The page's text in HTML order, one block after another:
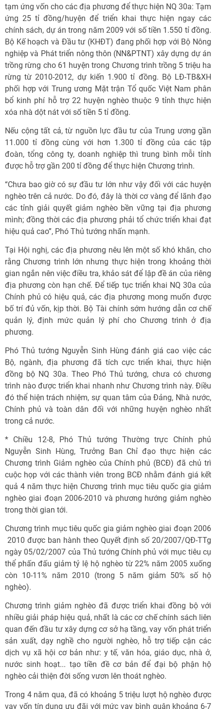
tạm ứng vốn cho các địa phương để thực hiện NQ 30a: Tạm
ứng 25 tỉ đồng/huyện để triển khai thực hiện ngay các
chính sách, dự án trong năm 2009 với số tiền 1.550 tỉ đồng.
Bộ Kế hoạch và Đầu tư (KHĐT) đang phối hợp với Bộ Nông
nghiệp và Phát triển nông thôn (NN&PTNT) xây dựng dự án
trồng rừng cho 61 huyện trong Chương trình trồng 5 triệu ha
rừng từ 2010-2012, dự kiến 1.900 tỉ đồng. Bộ LĐ-TB&XH
phối hợp với Trung ương Mặt trận Tổ quốc Việt Nam phân
bổ kinh phí hỗ trợ 22 huyện nghèo thuộc 9 tỉnh thực hiện
xóa nhà dột nát với số tiền 5 tỉ đồng.
Nếu cộng tất cả, từ nguồn lực đầu tư của Trung ương gần
11.000 tỉ đồng cùng với hơn 1.300 tỉ đồng của các tập
đoàn, tổng công ty, doanh nghiệp thì trung bình mỗi tỉnh
được hỗ trợ gần 200 tỉ đồng để thực hiện Chương trình.
“Chưa bao giờ có sự đầu tư lớn như vậy đối với các huyện
nghèo trên cả nước. Do đó, đây là thời cơ vàng để lãnh đạo
các tỉnh giải quyết giảm nghèo bền vững tại địa phương
mình; đồng thời các địa phương phải tổ chức triển khai đạt
hiệu quả cao”, Phó Thủ tướng nhấn mạnh.
Tại Hội nghị, các địa phương nêu lên một số khó khăn, cho
rằng Chương trình lớn nhưng thực hiện trong khoảng thời
gian ngắn nên việc điều tra, khảo sát để lập đề án của riêng
địa phương còn hạn chế. Để tiếp tục triển khai NQ 30a của
Chính phủ có hiệu quả, các địa phương mong muốn được
bố trí đủ vốn, kịp thời. Bộ Tài chính sớm hướng dẫn cơ chế
quản lý, định mức quản lý phí cho Chương trình ở địa
phương.
Phó Thủ tướng Nguyễn Sinh Hùng đánh giá cao việc các
Bộ, ngành, địa phương đã tích cực triển khai, thực hiện
đồng bộ NQ 30a. Theo Phó Thủ tướng, chưa có chương
trình nào được triển khai nhanh như Chương trình này. Điều
đó thể hiện trách nhiệm, sự quan tâm của Đảng, Nhà nước,
Chính phủ và toàn dân đối với những huyện nghèo nhất
trong cả nước.
* Chiều 12-8, Phó Thủ tướng Thường trực Chính phủ
Nguyễn Sinh Hùng, Trưởng Ban Chỉ đạo thực hiện các
Chương trình Giảm nghèo của Chính phủ (BCĐ) đã chủ trì
cuộc họp với các thành viên trong BCĐ nhằm đánh giá kết
quả 4 năm thực hiện Chương trình mục tiêu quốc gia giảm
nghèo giai đoạn 2006-2010 và phương hướng giảm nghèo
trong thời gian tới.
Chương trình mục tiêu quốc gia giảm nghèo giai đoạn 2006
 2010 được ban hành theo Quyết định số 20/2007/QĐ-TTg
ngày 05/02/2007 của Thủ tướng Chính phủ với mục tiêu cụ
thể phấn đấu giảm tỷ lệ hộ nghèo từ 22% năm 2005 xuống
còn 10-11% năm 2010 (trong 5 năm giảm 50% số hộ
nghèo).
Chương trình giảm nghèo đã được triển khai đồng bộ với
nhiều giải pháp hiệu quả, nhất là các cơ chế chính sách liên
quan đến đầu tư xây dựng cơ sở hạ tầng, vay vốn phát triển
sản xuất, dạy nghề cho người nghèo, hỗ trợ tiếp cận các
dịch vụ xã hội cơ bản như: y tế, văn hóa, giáo dục, nhà ở,
nước sinh hoạt... tạo tiền đề cơ bản để đại bộ phận hộ
nghèo cải thiện đời sống vươn lên thoát nghèo.
Trong 4 năm qua, đã có khoảng 5 triệu lượt hộ nghèo được
vay vốn tín dụng ưu đãi với mức vay bình quân khoảng 6-7